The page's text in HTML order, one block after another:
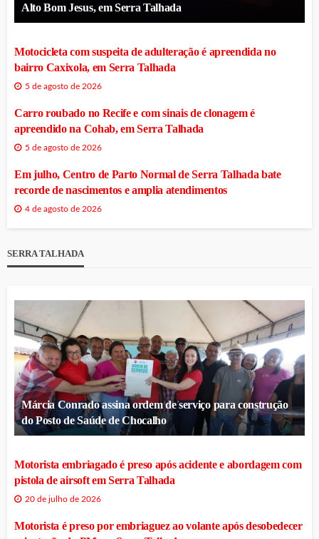
Alto Bom Jesus, em Serra Talhada
Motocicleta com suspeita de adulteração é apreendida no
bairro Caxixola, em Serra Talhada
5 de agosto de 2026
Carro roubado no Recife e com sinais de clonagem é
apreendido na Cohab, em Serra Talhada
5 de agosto de 2026
Em julho, Centro de Parto Normal de Serra Talhada bate
recorde de nascimentos e amplia atendimentos
4 de agosto de 2026
SERRA TALHADA
Márcia Conrado assina ordem de serviço para construção
do Posto de Saúde de Chocalho
Motorista embriagado é preso após acidente e abordagem com
pistola de airsoft em Serra Talhada
20 de julho de 2026
Motorista é preso por embriaguez ao volante após desobedecer